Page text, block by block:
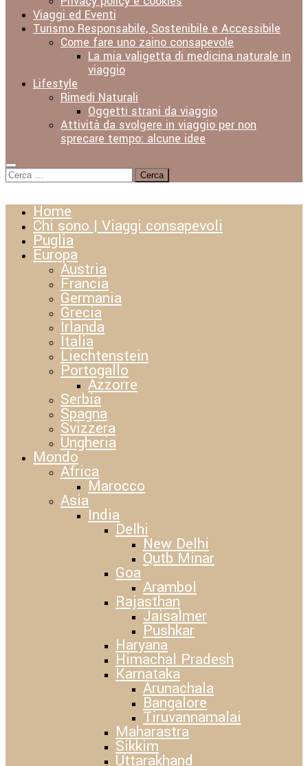
Viaggi ed Eventi
Turismo Responsabile, Sostenibile e Accessibile
Come fare uno zaino consapevole
La mia valigetta di medicina naturale in
viaggio
Lifestyle
Rimedi Naturali
Oggetti strani da viaggio
Attività da svolgere in viaggio per non
sprecare tempo: alcune idee
Ricerca
per:
Home
Chi sono | Viaggi consapevoli
Puglia
Europa
Austria
Francia
Germania
Grecia
Irlanda
Italia
Liechtenstein
Portogallo
Azzorre
Serbia
Spagna
Svizzera
Ungheria
Mondo
Africa
Marocco
Asia
India
Delhi
New Delhi
Qutb Minar
Goa
Arambol
Rajasthan
Jaisalmer
Pushkar
Haryana
Himachal Pradesh
Karnataka
Arunachala
Bangalore
Tiruvannamalai
Maharastra
Sikkim
Uttarakhand